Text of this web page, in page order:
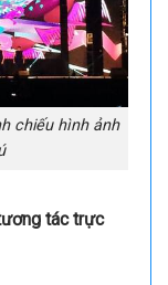
chiếu hình ảnh
tác trực